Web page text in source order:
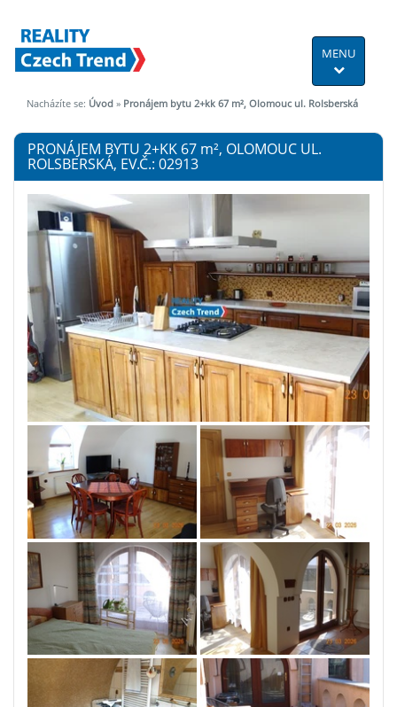
MENU
Nacházíte se: Úvod » Pronájem bytu 2+kk 67 m², Olomouc ul. Rolsberská
PRONÁJEM BYTU 2+KK 67 m², OLOMOUC UL.
ROLSBERSKÁ, EV.Č.: 02913